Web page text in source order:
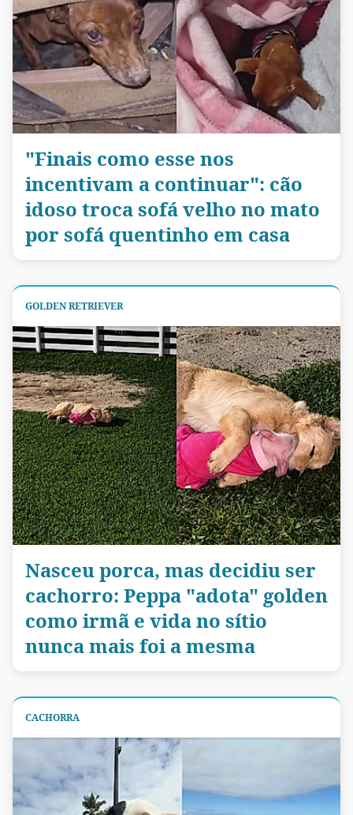
"Finais como esse nos
incentivam a continuar": cão
idoso troca sofá velho no mato
por sofá quentinho em casa
GOLDEN RETRIEVER
Nasceu porca, mas decidiu ser
cachorro: Peppa "adota" golden
como irmã e vida no sítio
nunca mais foi a mesma
CACHORRA